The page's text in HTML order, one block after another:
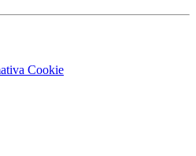
Cookie